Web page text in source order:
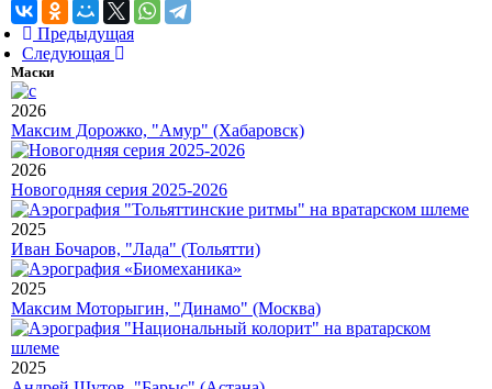
Предыдущая
Следующая
Маски
2026
Максим Дорожко, "Амур" (Хабаровск)
2026
Новогодняя серия 2025-2026
2025
Иван Бочаров, "Лада" (Тольятти)
2025
Максим Моторыгин, "Динамо" (Москва)
2025